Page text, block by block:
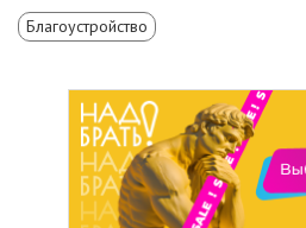
Благоустройство